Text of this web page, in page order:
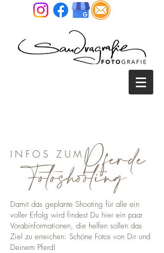
INFOS ZUM Pferde
Fotoshooting
Damit das geplante Shooting für alle ein
voller Erfolg wird findest Du hier ein paar
Vorabinformationen, die helfen sollen das
Ziel zu erreichen: Schöne Fotos von Dir und
Deinem Pferd!